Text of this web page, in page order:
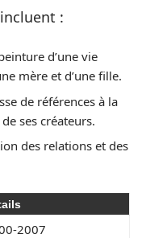
incluent :
d’une vie
mère et d’une fille.
de références à la
ses créateurs.
des relations et des
2007